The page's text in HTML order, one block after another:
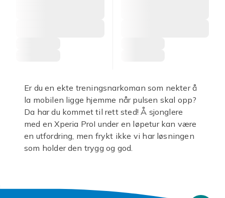
Er du en ekte treningsnarkoman som nekter å
la mobilen ligge hjemme når pulsen skal opp?
Da har du kommet til rett sted! Å sjonglere
med en Xperia ProI under en løpetur kan være
en utfordring, men frykt ikke vi har løsningen
som holder den trygg og god.
bekymringer for at telefonen skal skli ut av